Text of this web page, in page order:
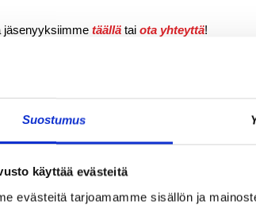
Suostumus
käyttää evästeitä
evästeitä tarjoamamme sisällön ja
jäsenyyksiimme täällä tai ota yhteyttä!